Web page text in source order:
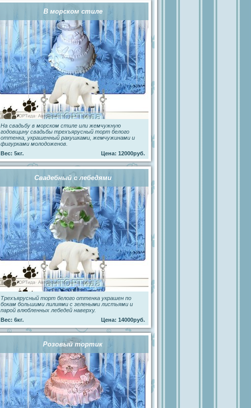
В морском стиле
На свадьбу в морском стиле или жемчужную
годовщину свадьбы трехъярусный торт белого
оттенка, украшенный ракушками, жемчужинами и
фигурками молодоженов.
Вес: 5кг.
Цена: 12000руб.
Свадебный с лебедями
Трехъярусный торт белого оттенка украшен по
бокам большими лилиями с зелеными листьями и
парой влюбленных лебедей наверху.
Вес: 6кг.
Цена: 14000руб.
Розовый тортик